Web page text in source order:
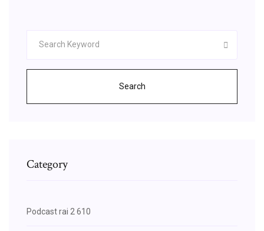
Search
Category
Podcast rai 2 610